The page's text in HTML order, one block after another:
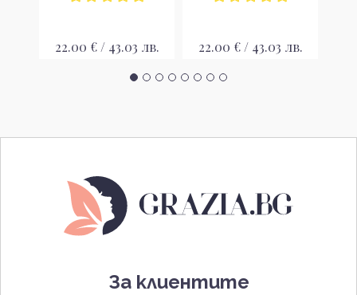
22.00 € / 43.03 лв. 22.00 € / 43.03 лв.
За клиентите